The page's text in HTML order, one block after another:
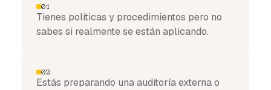
01
Tienes políticas y procedimientos pero no
sabes si realmente se están aplicando.
02
Estás preparando una auditoría externa o